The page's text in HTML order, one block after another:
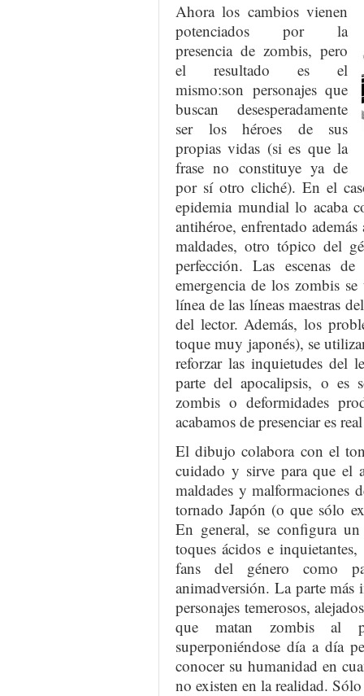
Ahora los cambios vienen
potenciados por la
presencia de zombis, pero
el resultado es el
mismo:son personajes que
buscan desesperadamente
ser los héroes de sus
propias vidas (si es que la
frase no constituye ya de
por sí otro cliché). En el
epidemia mundial lo acaba
antihéroe, enfrentado
maldades, otro tópico del
perfección. Las escenas
emergencia de los zombis
línea de las líneas maestras
del lector. Además, los
toque muy japonés), se
reforzar las inquietudes del
parte del apocalipsis, o es
zombis o deformidades
acabamos de presenciar es
El dibujo colabora con el
cuidado y sirve para que el
maldades y malformaciones
tornado Japón (o que sólo
En general, se configura
toques ácidos e
fans del género como
animadversión. La parte más
personajes temerosos,
que matan zombis al
superponiéndose día a día
conocer su humanidad en
no existen en la realidad.